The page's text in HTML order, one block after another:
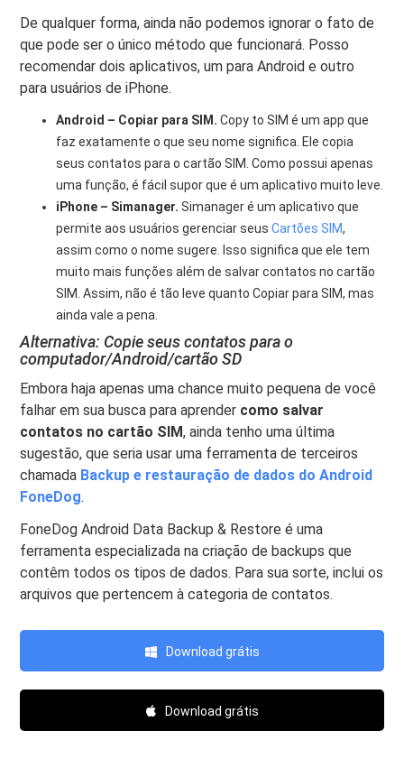
De qualquer forma, ainda não podemos ignorar o fato de
que pode ser o único método que funcionará. Posso
recomendar dois aplicativos, um para Android e outro
para usuários de iPhone.
Android – Copiar para SIM.Copy to SIM é um app que
faz exatamente o que seu nome significa. Ele copia
seus contatos para o cartão SIM. Como possui apenas
uma função, é fácil supor que é um aplicativo muito leve.
iPhone – Simanager.Simanager é um aplicativo que
permite aos usuários gerenciar seus Cartões SIM,
assim como o nome sugere. Isso significa que ele tem
muito mais funções além de salvar contatos no cartão
SIM. Assim, não é tão leve quanto Copiar para SIM, mas
ainda vale a pena.
Alternativa: Copie seus contatos para o
computador/Android/cartão SD
Embora haja apenas uma chance muito pequena de você
falhar em sua busca para aprender como salvar
contatos no cartão SIM, ainda tenho uma última
sugestão, que seria usar uma ferramenta de terceiros
chamada Backup e restauração de dados do Android
FoneDog.
FoneDog Android Data Backup & Restore é uma
ferramenta especializada na criação de backups que
contêm todos os tipos de dados. Para sua sorte, inclui os
arquivos que pertencem à categoria de contatos.
Download grátis
Download grátis